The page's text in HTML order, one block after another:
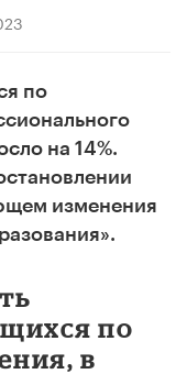
по
на 14%.
изменения
по
в